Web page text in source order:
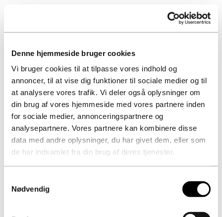
Denne hjemmeside bruger cookies
Vi bruger cookies til at tilpasse vores indhold og
annoncer, til at vise dig funktioner til sociale medier og til
at analysere vores trafik. Vi deler også oplysninger om
din brug af vores hjemmeside med vores partnere inden
for sociale medier, annonceringspartnere og
analysepartnere. Vores partnere kan kombinere disse
data med andre oplysninger, du har givet dem, eller som
de har indsamlet fra din brug af deres tjenester.
Nødvendig